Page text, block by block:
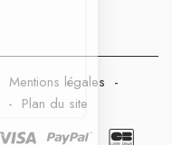
Mentions légales -
- Plan du site